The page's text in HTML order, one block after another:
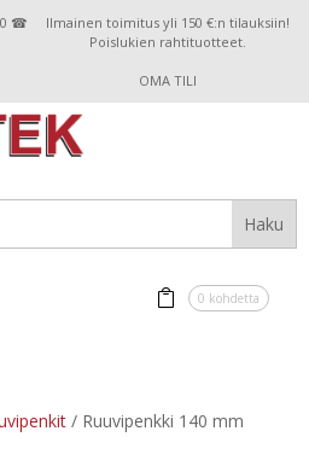
☎
Ilmainen toimitus yli 150 €:n tilauksiin!
Poislukien rahtituotteet.
OMA TILI
0 kohdetta
/ Ruuvipenkki 140 mm